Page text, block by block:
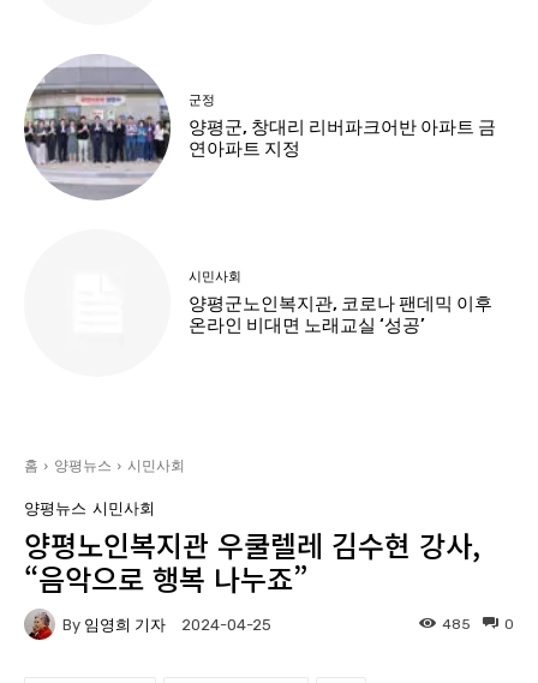
군정
양평군, 창대리 리버파크어반 아파트 금
연아파트 지정
시민사회
양평군노인복지관, 코로나 팬데믹 이후
온라인 비대면 노래교실 ‘성공’